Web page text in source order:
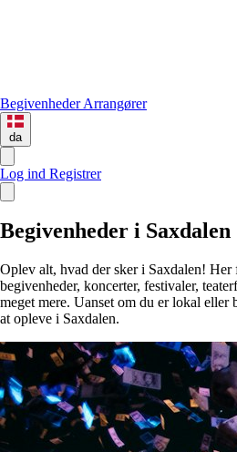
BegivenhederArrangører
da
Log ind Registrer
Begivenheder i Saxdalen
Oplev alt, hvad der sker i Saxdalen! Her
begivenheder, koncerter, festivaler,
meget mere. Uanset om du er lokal eller
at opleve i Saxdalen.